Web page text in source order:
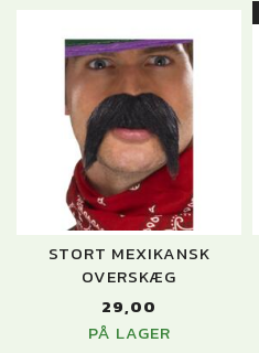
STORT MEXIKANSK
OVERSKÆG
29,00
PÅ LAGER